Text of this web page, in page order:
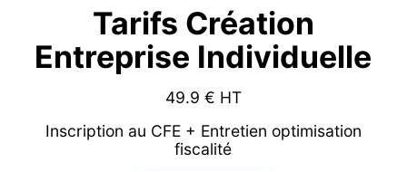
Tarifs Création
Entreprise Individuelle
49.9 € HT
Inscription au CFE + Entretien optimisation
fiscalité